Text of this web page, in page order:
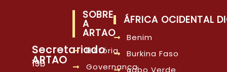
Secretariado
ARTAO
19B
SOBRE
A
ARTAO
História
Governança
ÁFRICA OCIDENTAL
Benim
Burkina Faso
cabo Verde